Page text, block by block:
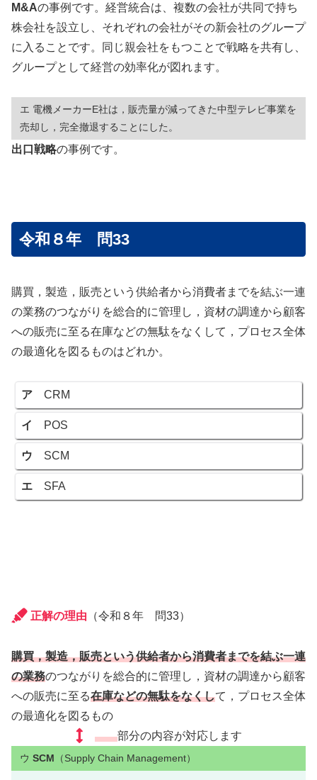
M&Aの事例です。経営統合は、複数の会社が共同で持ち
株会社を設立し、それぞれの会社がその新会社のグループ
に入ることです。同じ親会社をもつことで戦略を共有し、
グループとして経営の効率化が図れます。
エ 電機メーカーE社は，販売量が減ってきた中型テレビ事業を
売却し，完全撤退することにした。
出口戦略の事例です。
令和８年 問33
購買，製造，販売という供給者から消費者までを結ぶ一連
の業務のつながりを総合的に管理し，資材の調達から顧客
への販売に至る在庫などの無駄をなくして，プロセス全体
の最適化を図るものはどれか。
ア CRM
イ POS
ウ SCM
エ SFA
正解の理由 （令和８年 問33）
購買，製造，販売という供給者から消費者までを結ぶ一連
の業務のつながりを総合的に管理し，資材の調達から顧客
への販売に至る在庫などの無駄をなくして，プロセス全体
の最適化を図るもの
部分の内容が対応します
ウ SCM （Supply Chain Management）